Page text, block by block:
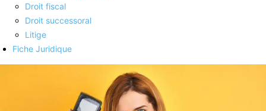
Droit fiscal
Droit successoral
Litige
Fiche Juridique